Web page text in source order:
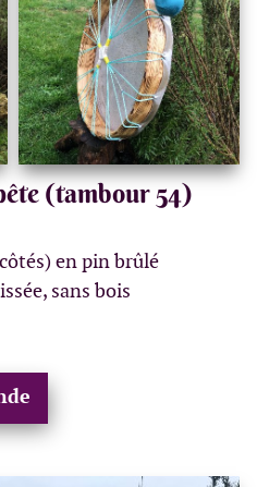
(tambour 54)
en pin brûlé
sans bois